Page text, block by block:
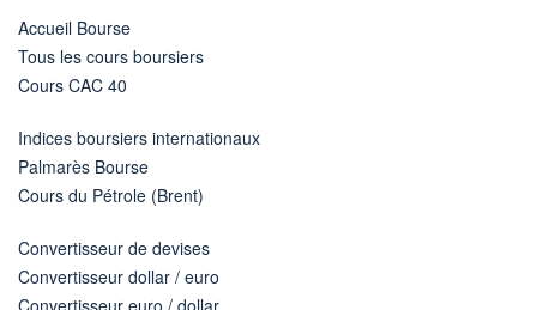
Accueil Bourse
Tous les cours boursiers
Cours CAC 40
Indices boursiers internationaux
Palmarès Bourse
Cours du Pétrole (Brent)
Convertisseur de devises
Convertisseur dollar / euro
Convertisseur euro / dollar